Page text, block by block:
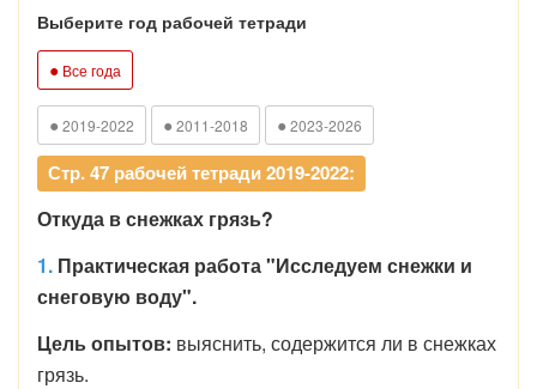
Выберите год рабочей тетради
● Все года
● 2019-2022 ● 2011-2018 ● 2023-2026
Стр. 47 рабочей тетради 2019-2022:
Откуда в снежках грязь?
1. Практическая работа "Исследуем снежки и
снеговую воду".
Цель опытов: выяснить, содержится ли в снежках
грязь.